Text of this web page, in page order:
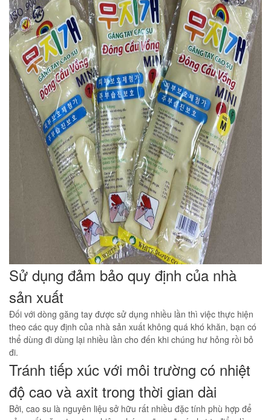
Sử dụng đảm bảo quy định của nhà
sản xuất
Đối với dòng găng tay được sử dụng nhiều lần thì việc thực hiện
theo các quy định của nhà sản xuất không quá khó khăn, bạn có
thể dùng đi dùng lại nhiều lần cho đến khi chúng hư hỏng rồi bỏ
đi.
Tránh tiếp xúc với môi trường có nhiệt
độ cao và axit trong thời gian dài
Bởi, cao su là nguyên liệu sở hữu rất nhiều đặc tính phù hợp để